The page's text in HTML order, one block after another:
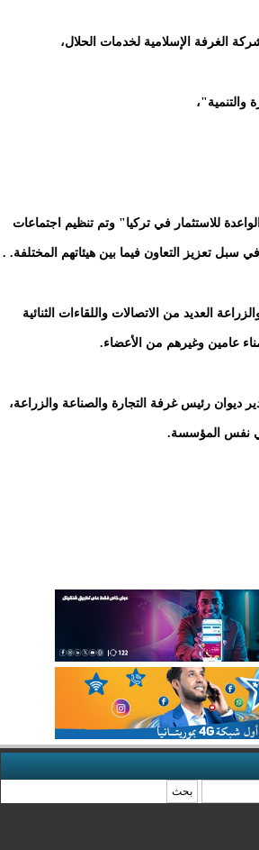
الغرفة الإسلامية لخدمات الحلال،
والتنمية"،
للاستثمار في تركيا" وتم تنظيم اجتماعات
العديد من الاتصالات واللقاءات الثنائية
عامين وغيرهم من الأعضاء.
رئيس غرفة التجارة والصناعة والزراعة،
في نفس المؤسسة.